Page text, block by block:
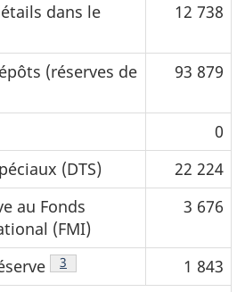
dans le
12 738
(réserves de
93 879
0
(DTS)
22 224
au Fonds
(FMI)
3 676
Note de bas de page
3
1 843